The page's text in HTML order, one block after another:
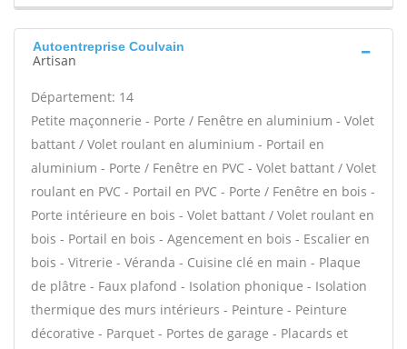
Autoentreprise Coulvain
Artisan
Département: 14
Petite maçonnerie - Porte / Fenêtre en aluminium - Volet
battant / Volet roulant en aluminium - Portail en
aluminium - Porte / Fenêtre en PVC - Volet battant / Volet
roulant en PVC - Portail en PVC - Porte / Fenêtre en bois -
Porte intérieure en bois - Volet battant / Volet roulant en
bois - Portail en bois - Agencement en bois - Escalier en
bois - Vitrerie - Véranda - Cuisine clé en main - Plaque
de plâtre - Faux plafond - Isolation phonique - Isolation
thermique des murs intérieurs - Peinture - Peinture
décorative - Parquet - Portes de garage - Placards et